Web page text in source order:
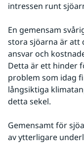
intressen runt
En gemensam
stora sjöarna är att
ansvar och
Detta är ett hinder
problem som idag
långsiktiga
detta sekel.
Gemensamt för
av ytterligare